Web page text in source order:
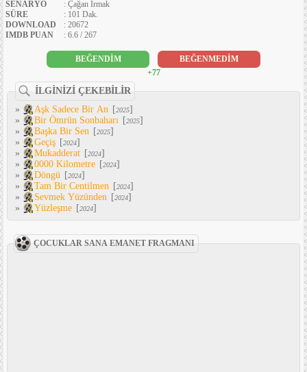
SENARYO
: Çağan Irmak
SÜRE
: 101 Dak.
DOWNLOAD
: 20672
IMDB PUAN
: 6.6 / 267
BEĞENDİM
BEĞENMEDİM
+77
İLGİNİZİ ÇEKEBİLİR
»
Aşk Sadece Bir An [2025]
»
Bir Ömrün Sonbaharı [2025]
»
Başka Bir Sen [2025]
»
Geçiş [2024]
»
Mukadderat [2024]
»
0000 Kilometre [2024]
»
Döngü [2024]
»
Tam Bir Centilmen [2024]
»
Sevmek Yüzünden [2024]
»
Yüzleşme [2024]
ÇOCUKLAR SANA EMANET FRAGMANI